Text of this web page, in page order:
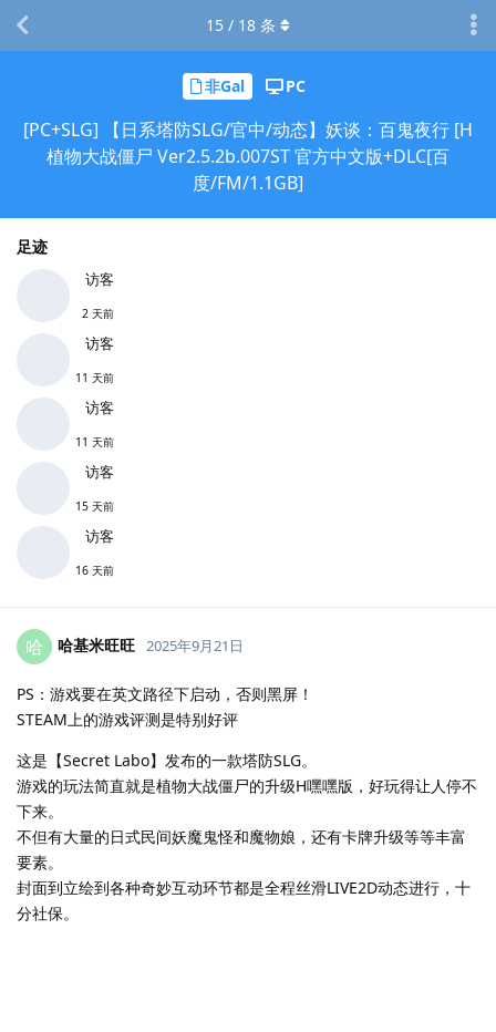
非Gal PC
[PC+SLG] 【日系塔防SLG/官中/动态】妖谈：百鬼夜行 [H
植物大战僵尸 Ver2.5.2b.007ST 官方中文版+DLC[百
度/FM/1.1GB]
足迹
访客
2 天前
访客
11 天前
访客
11 天前
访客
15 天前
访客
16 天前
15 / 18 条
哈 哈基米旺旺 2025年9月21日
PS：游戏要在英文路径下启动，否则黑屏！
STEAM上的游戏评测是特别好评
这是【Secret Labo】发布的一款塔防SLG。
游戏的玩法简直就是植物大战僵尸的升级H嘿嘿版，好玩得让人停不
下来。
不但有大量的日式民间妖魔鬼怪和魔物娘，还有卡牌升级等等丰富
要素。
封面到立绘到各种奇妙互动环节都是全程丝滑LIVE2D动态进行，十
分社保。